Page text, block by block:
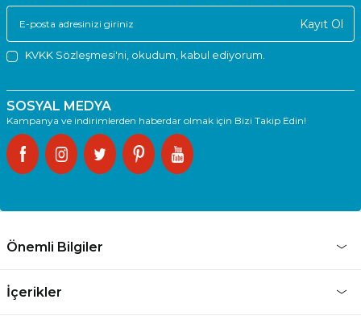
Kayıt Ol
KVKK Sözleşmesi'ni , okudum, kabul ediyorum.
SOSYAL MEDYA
Kampanya ve indirimlerden haberdar olmak için Bizi Takip Edin!
Önemli Bilgiler
İçerikler